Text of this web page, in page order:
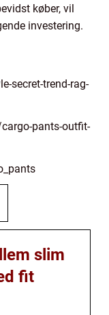
køber, vil
investering.
secret-trend-rag-
pants-outfit-
slim
fit